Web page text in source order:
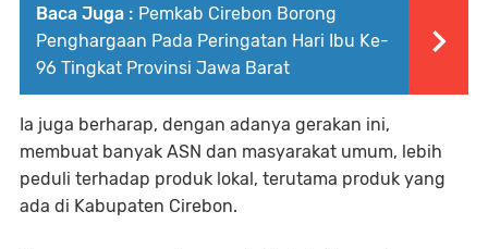
Baca Juga : Pemkab Cirebon Borong
Penghargaan Pada Peringatan Hari Ibu Ke-
96 Tingkat Provinsi Jawa Barat
Ia juga berharap, dengan adanya gerakan ini,
membuat banyak ASN dan masyarakat umum, lebih
peduli terhadap produk lokal, terutama produk yang
ada di Kabupaten Cirebon.